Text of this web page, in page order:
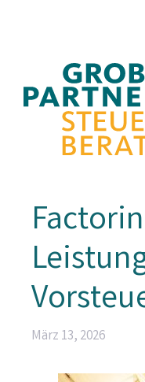
März 13, 2026